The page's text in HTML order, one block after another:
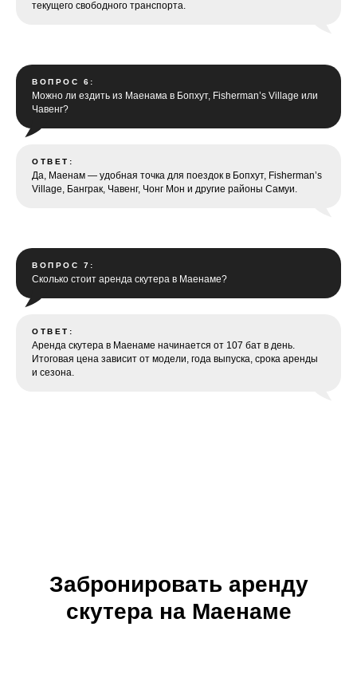
текущего свободного транспорта.
ВОПРОС 6:
Можно ли ездить из Маенама в Бопхут, Fisherman’s Village или
Чавенг?
ОТВЕТ:
Да, Маенам — удобная точка для поездок в Бопхут, Fisherman’s
Village, Банграк, Чавенг, Чонг Мон и другие районы Самуи.
ВОПРОС 7:
Сколько стоит аренда скутера в Маенаме?
ОТВЕТ:
Аренда скутера в Маенаме начинается от 107 бат в день.
Итоговая цена зависит от модели, года выпуска, срока аренды
и сезона.
Забронировать аренду
скутера на Маенаме